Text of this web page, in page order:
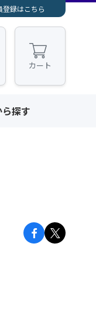
登録はこちら
カート
探す